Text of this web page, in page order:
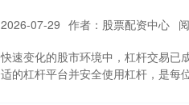
07-29 作者：股票配资中心
速变化的股市环境中，杠杆交易已
的杠杆平台并安全使用杠杆，是每